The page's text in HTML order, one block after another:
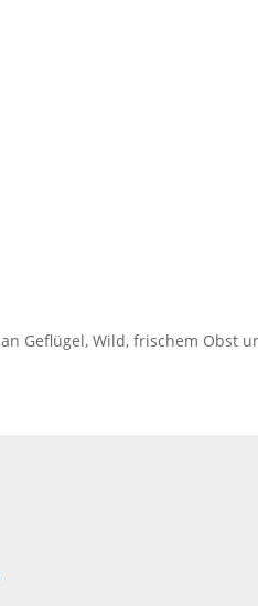
an Geflügel, Wild, frischem Obst